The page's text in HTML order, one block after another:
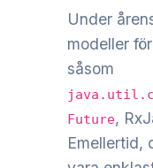
Under
modeller
såsom
Future,
Emellertid,